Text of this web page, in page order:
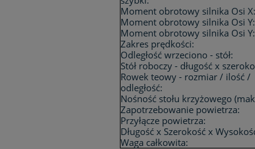
Moment obrotowy silnika Osi X:
Moment obrotowy silnika Osi Y:
Moment obrotowy silnika Osi Y:
Zakres prędkości:
Odległość wrzeciono - stół:
Stół roboczy - długość x
Rowek teowy - rozmiar / ilość /
odległość:
Nośność stołu krzyżowego
Zapotrzebowanie powietrza:
Przyłącze powietrza:
Długość x Szerokość x
Waga całkowita: